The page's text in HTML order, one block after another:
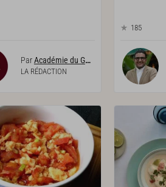
ParAcadémie du Goût
LA RÉDACTION
185